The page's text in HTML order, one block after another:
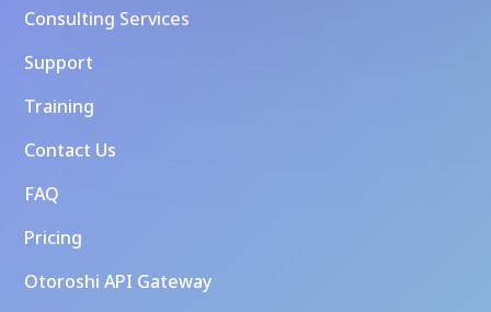
Consulting Services
Support
Training
Contact Us
FAQ
Pricing
Otoroshi API Gateway